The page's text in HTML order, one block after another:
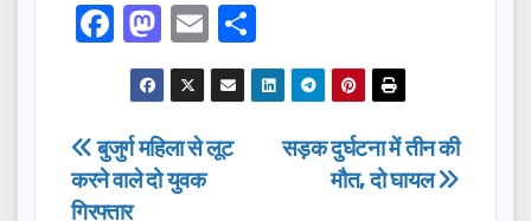
F
a
c
e
b
M
a
st
o
d
E
m
ail
h
ar
Post
navigation
सड़क दुर्घटना में तीन की
मौत, दो घायल
बुजुर्ग महिला से लूट
करने वाले दो युवक
गिरफ्तार